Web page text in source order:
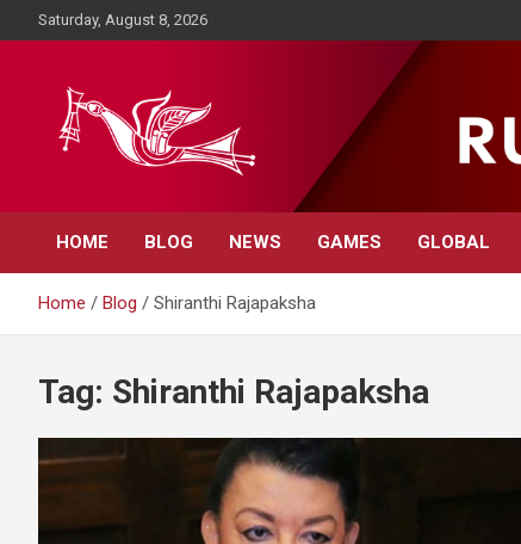
to
Saturday, August 8, 2026
Rupavahini News
HOME BLOG NEWS GAMES GLOBAL
Home Blog Shiranthi Rajapaksha
Tag: Shiranthi Rajapaksha